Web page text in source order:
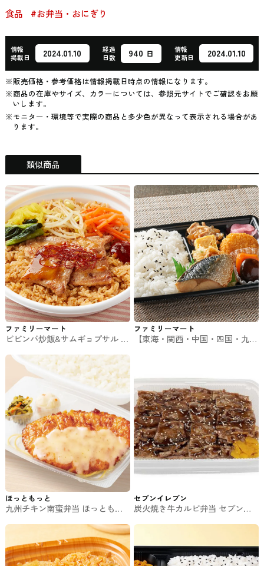
食品 #お弁当・おにぎり
情報
掲載日
2024.01.10
経過
日数
940 日
情報
更新日
2024.01.10
※販売価格・参考価格は情報掲載日時点の情報になります。
※商品の在庫やサイズ、カラーについては、参照元サイトでご確認をお願
いします。
※モニター・環境等で実際の商品と多少色が異なって表示される場合があ
ります。
類似商品
ファミリーマート
ビビンバ炒飯&サムギョプサル フ
ファミリーマート
【東海・関西・中国・四国・九
ほっともっと
九州チキン南蛮弁当 ほっともっ
セブンイレブン
炭火焼き牛カルビ弁当 セブンの